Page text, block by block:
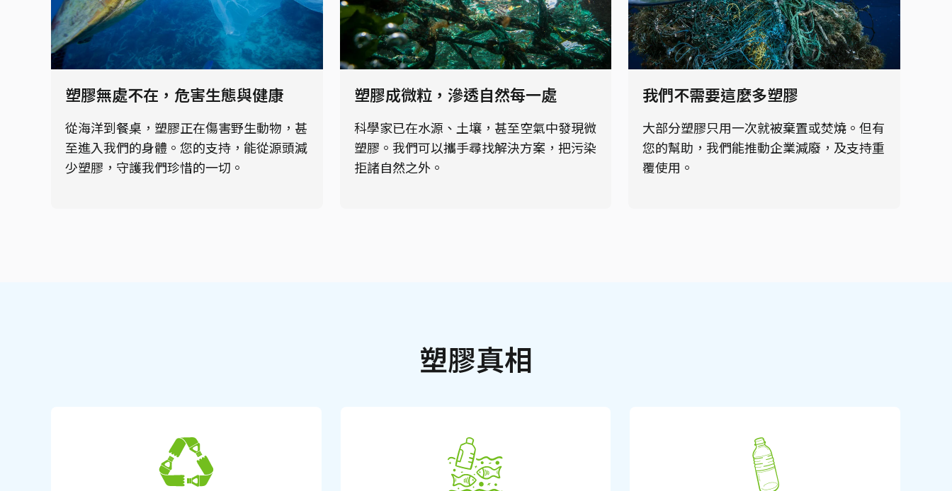
塑膠無處不在，危害生態與健康
從海洋到餐桌，塑膠正在傷害野生動物，甚
至進入我們的身體。您的支持，能從源頭減
少塑膠，守護我們珍惜的一切。
塑膠成微粒，滲透自然每一處
科學家已在水源、土壤，甚至空氣中發現微
塑膠。我們可以攜手尋找解決方案，把污染
拒諸自然之外。
我們不需要這麼多塑膠
大部分塑膠只用一次就被棄置或焚燒。但有
您的幫助，我們能推動企業減廢，及支持重
覆使用。
塑膠真相